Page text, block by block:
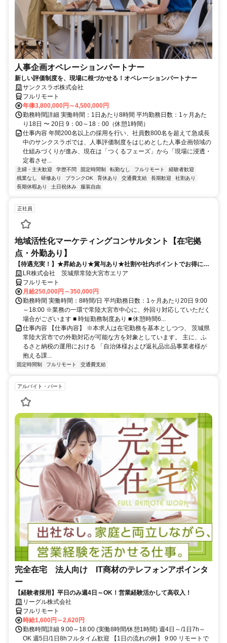
人事企画オペレーションパートナー
新しい評価制度を、現場に根づかせる！オペレーションパートナー
サンクスラボ株式会社
フルリモート
年俸3,800,000円～4,500,000円
勤務時間詳細 実働時間：1日あたり8時間 平均勤務日数：1ヶ月あた
り18日 〜 20日 9：00～18：00（休憩1時間）
仕事内容 年間200名以上の採用を行い、社員数800名を超えて急成長
中のサンクスラボでは、人事評価制度をはじめとした人事企画領域の
仕組みづくりが進み、現在は「つくるフェーズ」から「現場に浸透・
定着させ...
主婦・主夫歓迎 学歴不問 固定時間制 転勤なし フルリモート
経験者歓迎
残業なし
研修あり ブランクOK 育休あり 交通費支給 長期歓迎
社割あり
長期休暇あり
土日祝休み 服装自由
正社員
地域活性化マーケティングコンサルタント【在宅拠
点・外勤あり】
【待遇充実！】★昇給あり★賞与あり★社割や社内ポイントでお得に買
い物も！
LR株式会社 茨城県常陸大宮市エリア
フルリモート
月給250,000円～350,000円
勤務時間 実働時間：8時間/日 平均勤務日数：1ヶ月あたり20日 9:00
～18:00 ※業務の一環で常陸大宮市中心に、外回り対応していただく
場合がございます ■ 時短勤務制度あり ■ 休憩時間6...
仕事内容 【仕事内容】 ※本求人は在宅勤務を基本としつつ、 茨城県
常陸大宮市での外勤対応が可能な方を対象としています。 主に、ふ
るさと納税の運用における 「自治体様および返礼品出品事業者様が
抱える課...
固定時間制 フルリモート 交通費支給
アルバイト・パート
完全在宅 法人向け IT商材のテレフォンアポインタ
ー
【経験者採用】平日のみ週4日～OK！営業経験活かして高収入！
リーグル株式会社
フルリモート
時給1,600円～2,620円
勤務時間詳細 9:00～18:00 (実働8時間/休憩1時間) 週4日～/1日7h～
OK 週5日/1日8hフルタイム歓迎 【1日の流れの例】 9:00 リモートで